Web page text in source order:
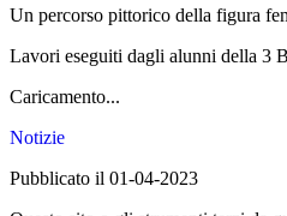
Un percorso pittorico della figura
Lavori eseguiti dagli alunni della 3
Caricamento...
Notizie
Pubblicato il 01-04-2023